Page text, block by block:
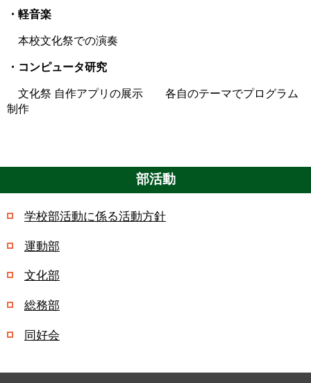
・軽音楽
本校文化祭での演奏
・コンピュータ研究
文化祭 自作アプリの展示 各自のテーマでプログラム
制作
部活動
学校部活動に係る活動方針
運動部
文化部
総務部
同好会